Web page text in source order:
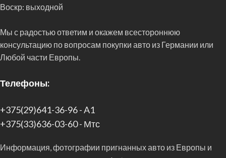
Воскр: выходной
Мы с радостью ответим и окажем всестороннюю
консультацию по вопросам покупки авто из Германии или
Любой части Европы.
Телефоны:
+375(29)641-36-96 - A1
+375(33)636-03-60 - Мтс
Информация, фотографии пригнанных авто из Европы и